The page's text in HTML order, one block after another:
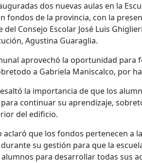
dos nuevas aulas en la
fondos de la provincia, con la
del Consejo Escolar José Luis
Agustina Guaraglia.
aprovechó la oportunidad para
a Gabriela Maniscalco, por
la importancia de que los
continuar su aprendizaje,
del edificio.
aclaró que los fondos pertenecen a
su gestión para que la
para desarrollar todas sus